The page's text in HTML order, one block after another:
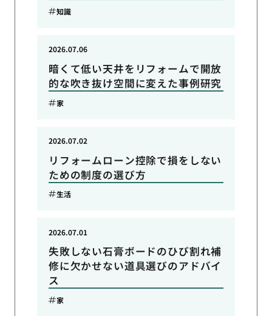
知識
暗くて低い天井をリフォームで開放
的な吹き抜け空間に変えた事例研究
2026.07.06
家
リフォームローン控除で損をしない
ための制度の選び方
2026.07.02
生活
失敗しない石膏ボードのひび割れ補
修に欠かせない道具選びのアドバイ
ス
2026.07.01
家